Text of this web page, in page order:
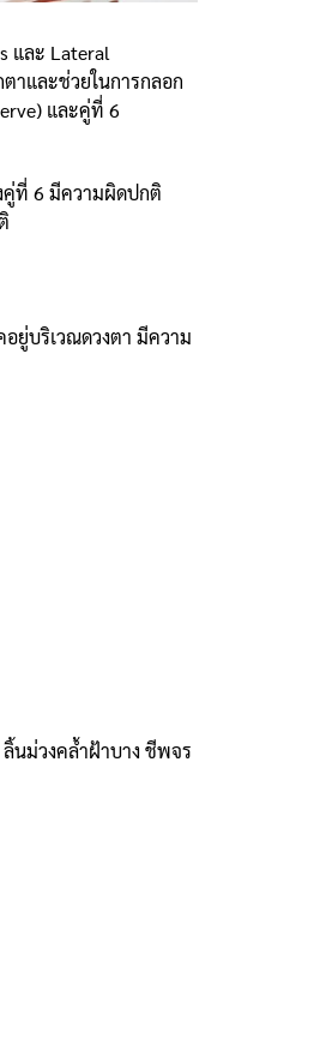
และ Lateral
าและช่วยในการกลอก
และคู่ที่ 6
ที่ 6 มีความผิดปกติ
ยู่บริเวณดวงตา มีความ
นม่วงคล้ำฝ้าบาง ชีพจร